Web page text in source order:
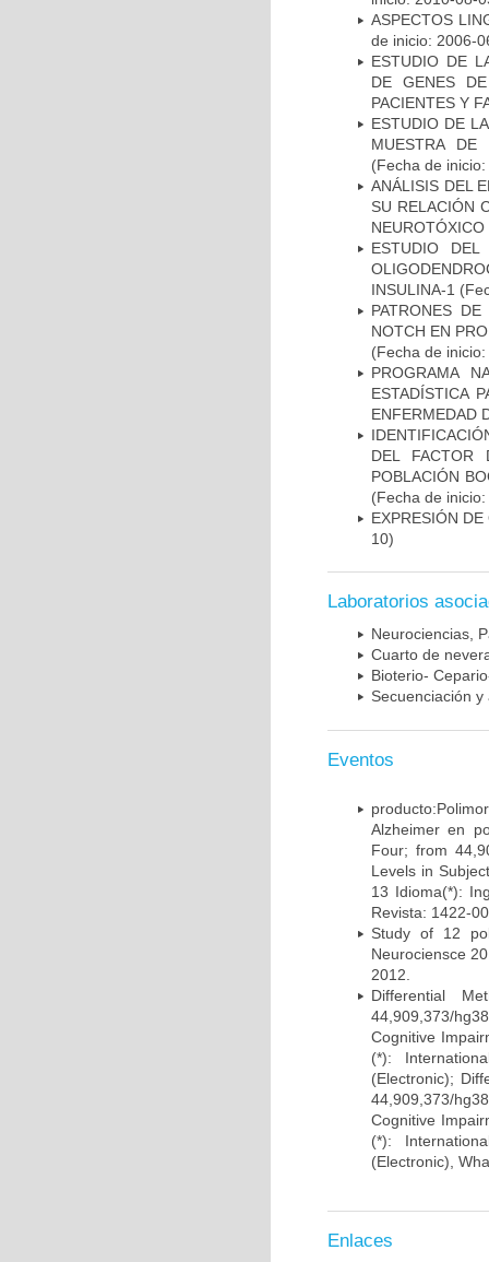
ASPECTOS
de inicio: 2006-
ESTUDIO DE
DE GENES
PACIENTES Y
ESTUDIO DE
MUESTRA DE
(Fecha de
ANÁLISIS DEL
SU RELACIÓN
NEUROTÓXICO
ESTUDIO
INSULINA-1
PATRONES
NOTCH EN
(Fecha de
PROGRAMA
ESTADÍSTICA
ENFERMEDAD
DEL FACTOR
POBLACIÓN
(Fecha de
EXPRESIÓN
10)
Laboratorios
Neurociencias,
Cuarto de
Bioterio-
Secuenciación
Eventos
Alzheimer en
Four; from
Levels in
13 Idioma(*):
Revista: 1422-
Study of 12
Neurociensce
2012.
Differential
44,909,373/
Cognitive
(*):
(Electronic);
44,909,373/
Cognitive
(*):
(Electronic),
Enlaces